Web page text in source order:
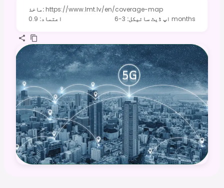
ماخذ: https://www.lmt.lv/en/coverage-map
اعتماد:
0.9 اپ ڈیٹ سائیکل: 3-6 months